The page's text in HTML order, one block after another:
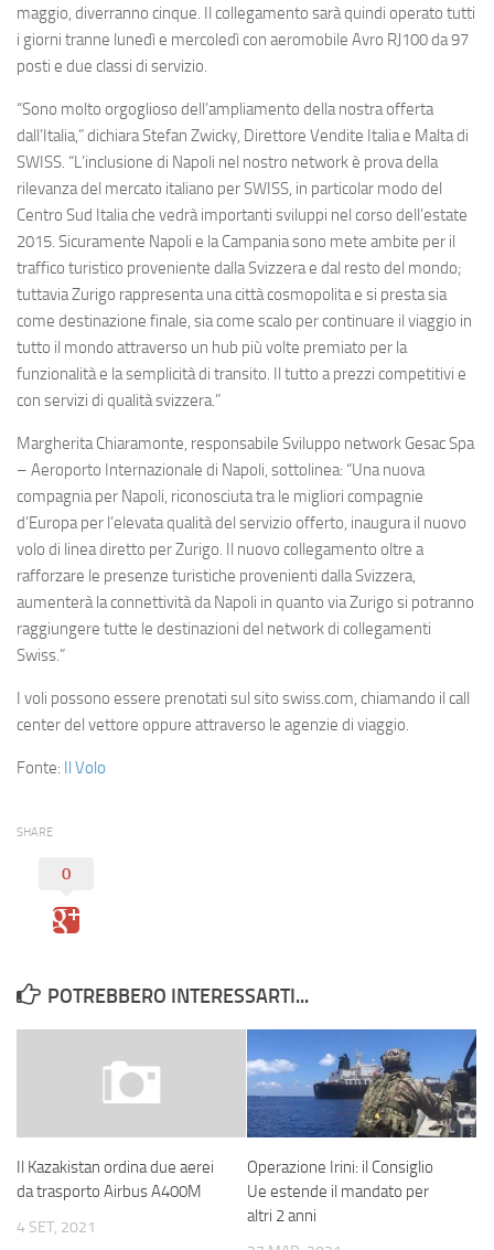
maggio, diverranno cinque. Il collegamento sarà quindi operato tutti
i giorni tranne lunedì e mercoledì con aeromobile Avro RJ100da 97
posti e due classi di servizio.
“Sono molto orgoglioso dell’ampliamento della nostra offerta
dall’Italia,” dichiara Stefan Zwicky, Direttore Vendite Italia e Malta di
SWISS. “L’inclusione di Napoli nel nostro network è prova della
rilevanza del mercato italiano per SWISS, in particolar modo del
Centro Sud Italia che vedrà importanti sviluppi nel corso dell’estate
2015. Sicuramente Napoli e la Campania sono mete ambite per il
traffico turistico proveniente dalla Svizzera e dal resto del mondo;
tuttavia Zurigo rappresenta una città cosmopolita e si presta sia
come destinazione finale, sia come scalo per continuare il viaggio in
tutto il mondo attraverso un hub più volte premiato per la
funzionalità e la semplicità di transito. Il tutto a prezzi competitivi e
con servizi di qualità svizzera.”
Margherita Chiaramonte, responsabile Sviluppo network Gesac Spa
– Aeroporto Internazionale di Napoli, sottolinea: “Una nuova
compagnia per Napoli, riconosciuta tra le migliori compagnie
d’Europa per l’elevata qualità del servizio offerto, inaugura il nuovo
volo di linea diretto per Zurigo. Il nuovo collegamento oltre a
rafforzare le presenze turistiche provenienti dalla Svizzera,
aumenterà la connettività da Napoli in quanto via Zurigo si potranno
raggiungere tutte le destinazioni del network di collegamenti
Swiss.”
I voli possono essere prenotati sul sito swiss.com, chiamando il call
center del vettore oppure attraverso le agenzie di viaggio.
Fonte: Il Volo
SHARE
0
POTREBBERO INTERESSARTI...
Il Kazakistan ordina due aerei
da trasporto Airbus A400M
4 SET, 2021
Operazione Irini: il Consiglio
Ue estende il mandato per
altri 2 anni